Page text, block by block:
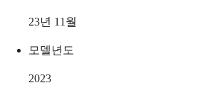
23년 11월
모델년도
2023